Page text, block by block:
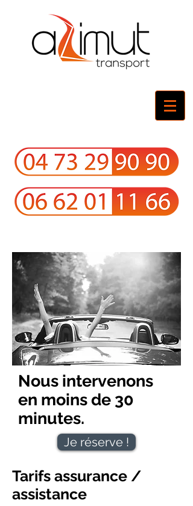
Nous intervenons
en moins de 30
minutes.
Je réserve !
Tarifs assurance /
assistance